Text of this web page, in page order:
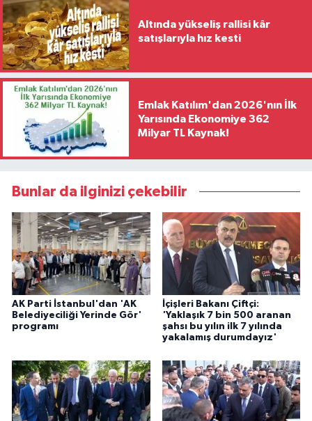
Altında yükseliş rallisi kâr
satışlarıyla hız kesti
Emlak Katılım'dan 2026'nın İlk
Yarısında Ekonomiye 362
Milyar TL Kaynak!
Bunlar da ilginizi çekebilir
AK Parti İstanbul'dan 'AK
Belediyeciliği Yerinde Gör'
programı
İçişleri Bakanı Çiftçi:
'Yaklaşık 7 bin 500 aranan
şahsı bu yılın ilk 7 yılında
yakalamış durumdayız'